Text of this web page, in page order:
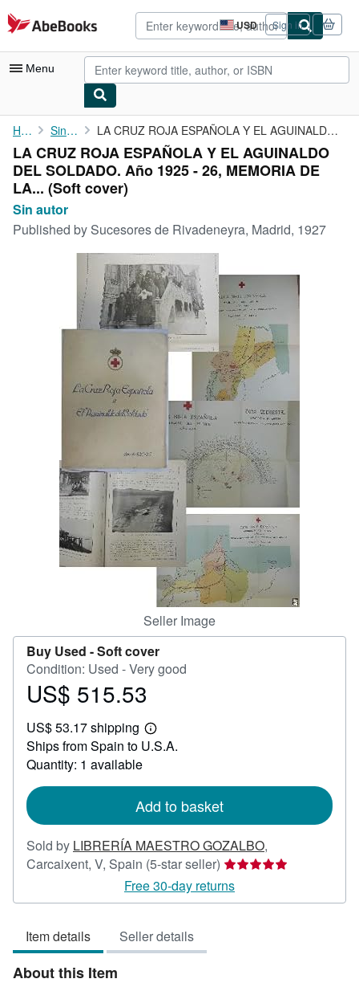
Skip to main content
AbeBooks.com USD
Site
shopping
preferences
Sign in
Menu
My Account
My Purchases
Advanced Search
Browse Collections
Art & Collectibles
CLOSE
Home Sin autor LA CRUZ ROJA ESPAÑOLA Y EL AGUINALDO DEL SOLDADO. Año 1925 - 26,...
LA CRUZ ROJA ESPAÑOLA Y EL AGUINALDO
DEL SOLDADO. Año 1925 - 26, MEMORIA DE
LA... (Soft cover)
Sin autor
Published by Sucesores de Rivadeneyra, Madrid, 1927
Seller Image
Buy Used -Soft cover
Condition: Used - Very good
Price
515.53
US$ 515.53
US$ 53.17 shipping
Learn
more
Ships from Spain to U.S.A.
Quantity: 1 available
Add to basket
Sold by LIBRERÍA MAESTRO GOZALBO,
Carcaixent, V, Spain (5-star seller) Seller
rating
5
Free 30-day returns
Item details Seller details
About this Item